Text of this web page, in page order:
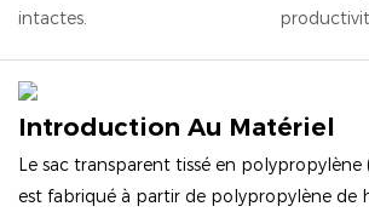
intactes.
Introduction Au Matériel
Le sac transparent tissé en
est fabriqué à partir de polypropylène de